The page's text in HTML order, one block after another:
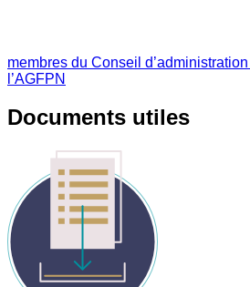
membres du Conseil
l’AGFPN
Documents utiles